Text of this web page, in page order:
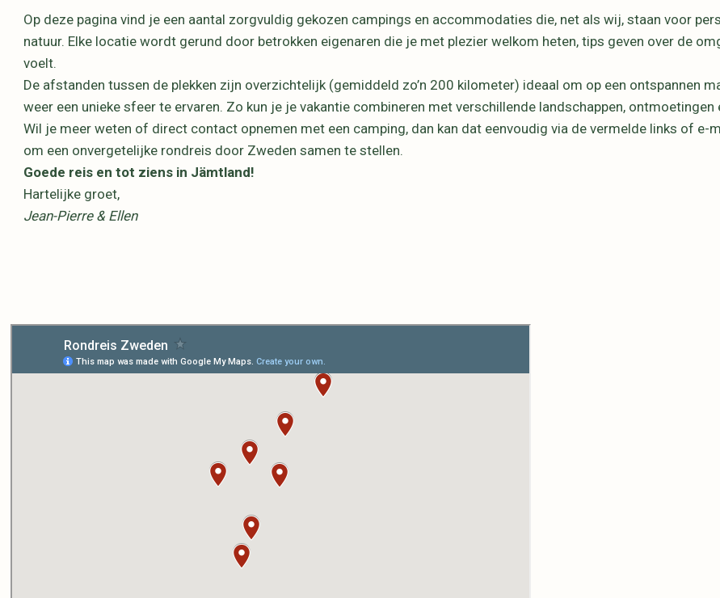
Op deze pagina vind je een aantal zorgvuldig gekozen campings en accommodaties die, net als wij, staan voor
natuur. Elke locatie wordt gerund door betrokken eigenaren die je met plezier welkom heten, tips geven over de
voelt.
De afstanden tussen de plekken zijn overzichtelijk (gemiddeld zo’n 200 kilometer) ideaal om op een ontspannen
weer een unieke sfeer te ervaren. Zo kun je je vakantie combineren met verschillende landschappen, ontmoetingen
Wil je meer weten of direct contact opnemen met een camping, dan kan dat eenvoudig via de vermelde links of e-
om een onvergetelijke rondreis door Zweden samen te stellen.
Goede reis en tot ziens in Jämtland!
Hartelijke groet,
Jean-Pierre & Ellen